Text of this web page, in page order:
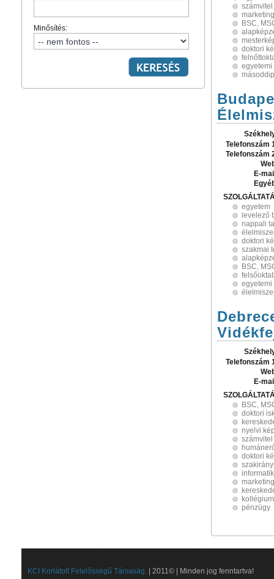
Minősítés:
számvitel
marketing
BSC,
doktori
egyetemi
Telefonszám
Telefonszám
E-
egyetem
levelező
nappali
doktori
szakmai
BSC,
egyetemi
Telefonszám
E-
BSC,
doktori
nyelvi
számvitel
doktori
marketing
kollégium
pénzügy
KCI Korlátolt Felelősségű Társaság. | 2011© | Minden jog fenntartva!